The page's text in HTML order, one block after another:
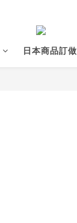
日本商品訂做